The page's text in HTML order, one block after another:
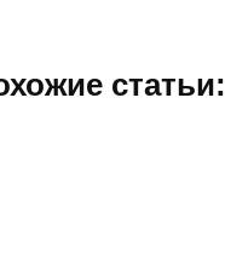
статьи: